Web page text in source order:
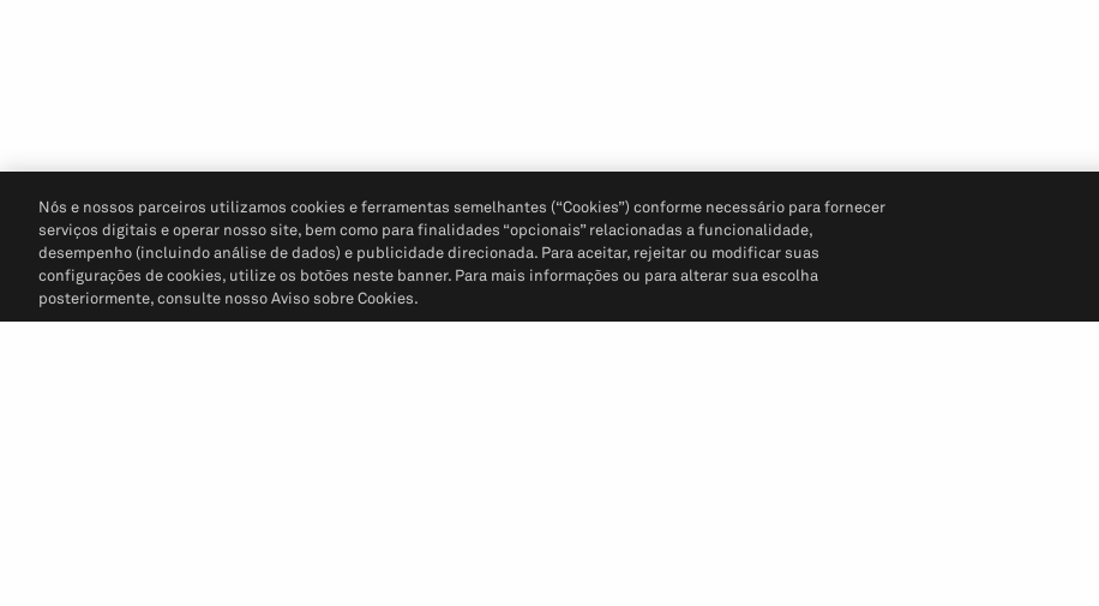
Nós e nossos parceiros utilizamos cookies e ferramentas semelhantes (“Cookies”) conforme necessário para fornecer
serviços digitais e operar nosso site, bem como para finalidades “opcionais” relacionadas a funcionalidade,
desempenho (incluindo análise de dados) e publicidade direcionada. Para aceitar, rejeitar ou modificar suas
configurações de cookies, utilize os botões neste banner. Para mais informações ou para alterar sua escolha
posteriormente, consulte nosso Aviso sobre Cookies.